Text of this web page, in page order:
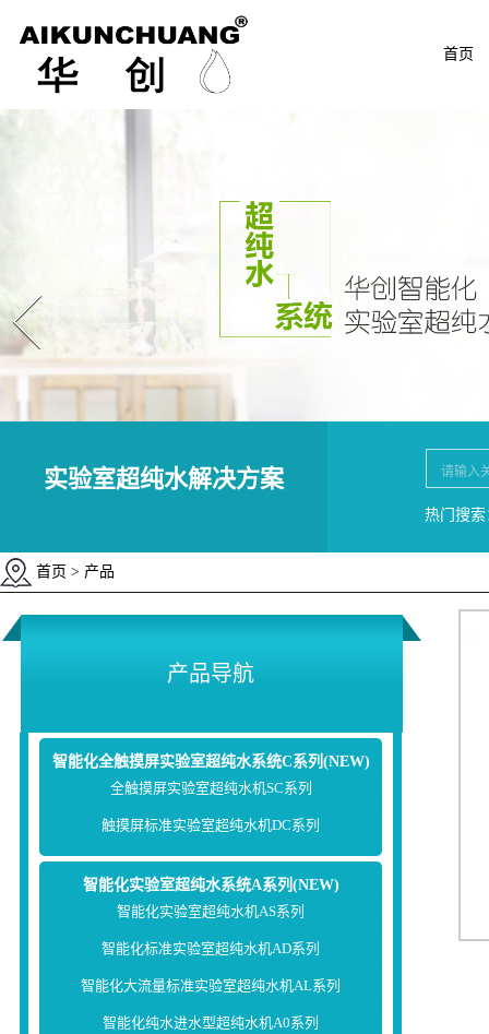
首页
实验室超纯水解决方案
热门搜
首页 > 产品
产品导航
智能化全触摸屏实验室超纯水系统C系列(NEW)
全触摸屏实验室超纯水机SC系列
触摸屏标准实验室超纯水机DC系列
智能化实验室超纯水系统A系列(NEW)
智能化实验室超纯水机AS系列
智能化标准实验室超纯水机AD系列
智能化大流量标准实验室超纯水机AL系列
智能化纯水进水型超纯水机A0系列